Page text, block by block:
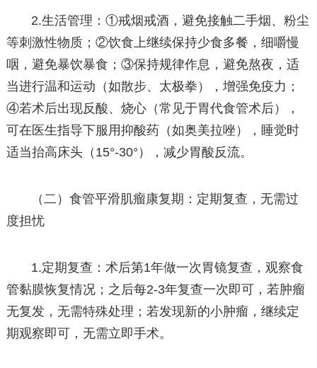
2.生活管理：①戒烟戒酒，避免接触二手烟、粉尘
等刺激性物质；②饮食上继续保持少食多餐，细嚼慢
咽，避免暴饮暴食；③保持规律作息，避免熬夜，适
当进行温和运动（如散步、太极拳），增强免疫力；
④若术后出现反酸、烧心（常见于胃代食管术后），
可在医生指导下服用抑酸药（如奥美拉唑），睡觉时
适当抬高床头（15°-30°），减少胃酸反流。
（二）食管平滑肌瘤康复期：定期复查，无需过
度担忧
1.定期复查：术后第1年做一次胃镜复查，观察食
管黏膜恢复情况；之后每2-3年复查一次即可，若肿瘤
无复发，无需特殊处理；若发现新的小肿瘤，继续定
期观察即可，无需立即手术。